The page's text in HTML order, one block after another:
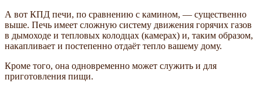
А вот КПД печи, по сравнению с камином, — существенно
выше. Печь имеет сложную систему движения горячих газов
в дымоходе и тепловых колодцах (камерах) и, таким образом,
накапливает и постепенно отдаёт тепло вашему дому.
Кроме того, она одновременно может служить и для
приготовления пищи.